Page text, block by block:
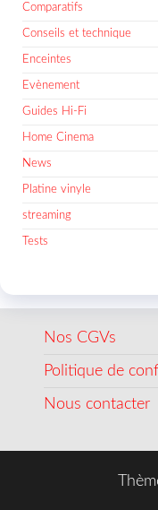
Comparatifs
Conseils et technique
Enceintes
Evènement
Guides Hi-Fi
Home Cinema
News
Platine vinyle
streaming
Tests
Nos CGVs
Politique de
Nous contacter